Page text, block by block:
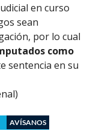
en curso
sean
por lo cual
como
sentencia en su
AVÍSANOS